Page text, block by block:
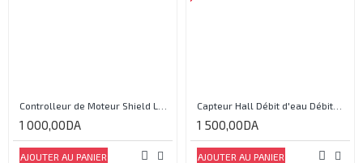
1 000,00DA
AJOUTER AU PANIER
Capteur Hall Débit d'eau Débitmètre Contrôle 1-30L Eau / min 1.75MPa
1 500,00DA
AJOUTER AU PANIER